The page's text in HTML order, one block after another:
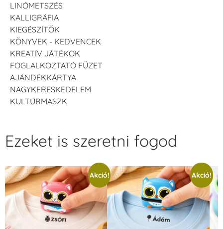
LINÓMETSZÉS
KALLIGRÁFIA
KIEGÉSZÍTŐK
KÖNYVEK - KEDVENCEK
KREATÍV JÁTÉKOK
FOGLALKOZTATÓ FÜZET
AJÁNDÉKKÁRTYA
NAGYKERESKEDELEM
KULTÚRMASZK
Ezeket is szeretni fogod
Akció! Akció!